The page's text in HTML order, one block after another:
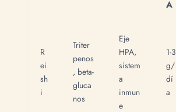
A
R
ei
sh
i
Triter
penos
, beta-
gluca
nos
Eje
HPA,
sistem
a
inmun
e
1-3
g/
dí
a